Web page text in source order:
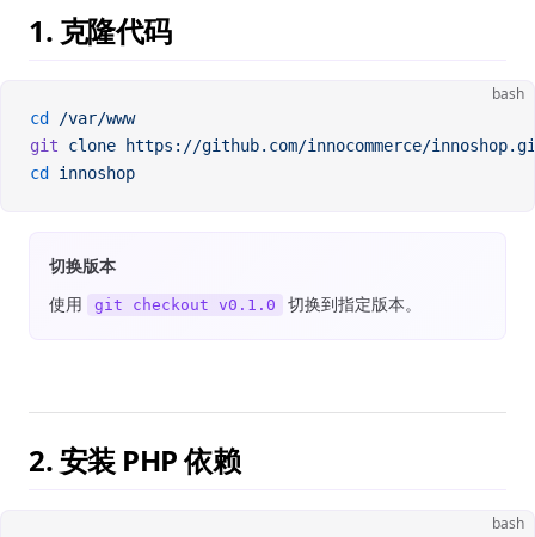
1. 克隆代码
bash
cd
/var/www
git clone https://github.com/innocommerce/
cd
innoshop
切换版本
使用
git checkout v0.1.0 切换到指定版本。
2. 安装 PHP 依赖
bash